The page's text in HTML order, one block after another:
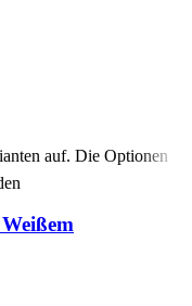
auf. Die Optionen